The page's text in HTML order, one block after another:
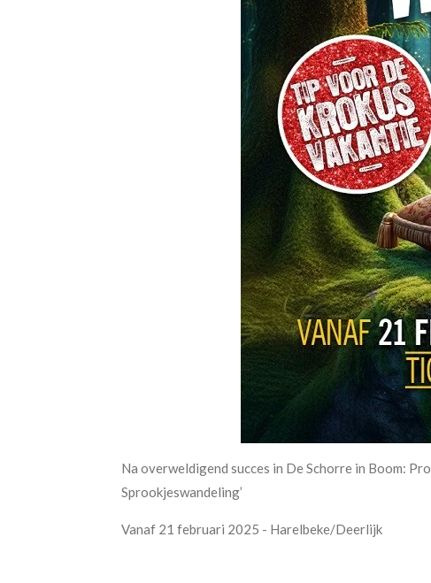
Na overweldigend succes in De Schorre in Boom:
Sprookjeswandeling’
Vanaf 21 februari 2025 - Harelbeke/Deerlijk